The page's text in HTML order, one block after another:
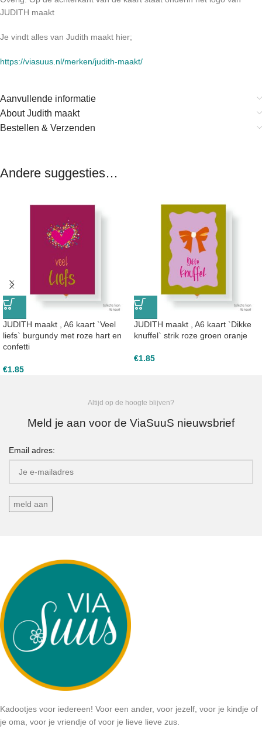
JUDITH maakt
Je vindt alles van Judith maakt hier;
https://viasuus.nl/merken/judith-maakt/
Aanvullende informatie
About Judith maakt
Bestellen & Verzenden
Andere suggesties…
JUDITH maakt , A6 kaart `Veel
liefs` burgundy met roze hart en
confetti
€1.85
JUDITH maakt , A6 kaart `Dikke
knuffel` strik roze groen oranje
€1.85
Altijd op de hoogte blijven?
Meld je aan voor de ViaSuuS nieuwsbrief
Email adres:
Kadootjes voor iedereen! Voor een ander, voor jezelf, voor je kindje of
je oma, voor je vriendje of voor je lieve lieve zus.